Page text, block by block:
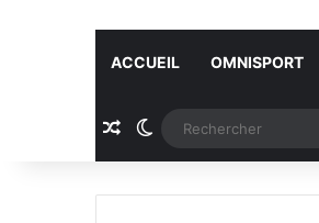
ACCUEIL OMNISPORT
Article Aléatoire
Switch skin